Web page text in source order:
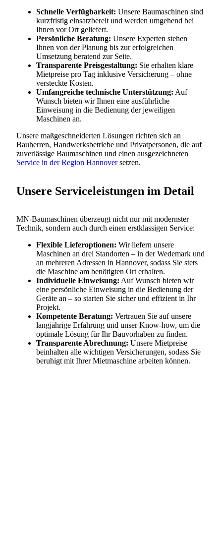
Schnelle Verfügbarkeit: Unsere Baumaschinen sind
kurzfristig einsatzbereit und werden umgehend bei
Ihnen vor Ort geliefert.
Persönliche Beratung: Unsere Experten stehen
Ihnen von der Planung bis zur erfolgreichen
Umsetzung beratend zur Seite.
Transparente Preisgestaltung: Sie erhalten klare
Mietpreise pro Tag inklusive Versicherung – ohne
versteckte Kosten.
Umfangreiche technische Unterstützung: Auf
Wunsch bieten wir Ihnen eine ausführliche
Einweisung in die Bedienung der jeweiligen
Maschinen an.
Unsere maßgeschneiderten Lösungen richten sich an
Bauherren, Handwerksbetriebe und Privatpersonen, die auf
zuverlässige Baumaschinen und einen ausgezeichneten
Service in der Region Hannoversetzen.
Unsere Serviceleistungen im Detail
MN-Baumaschinen überzeugt nicht nur mit modernster
Technik, sondern auch durch einen erstklassigen Service:
Flexible Lieferoptionen: Wir liefern unsere
Maschinen an drei Standorten – in der Wedemark und
an mehreren Adressen in Hannover, sodass Sie stets
die Maschine am benötigten Ort erhalten.
Individuelle Einweisung: Auf Wunsch bieten wir
eine persönliche Einweisung in die Bedienung der
Geräte an – so starten Sie sicher und effizient in Ihr
Projekt.
Kompetente Beratung: Vertrauen Sie auf unsere
langjährige Erfahrung und unser Know-how, um die
optimale Lösung für Ihr Bauvorhaben zu finden.
Transparente Abrechnung: Unsere Mietpreise
beinhalten alle wichtigen Versicherungen, sodass Sie
beruhigt mit Ihrer Mietmaschine arbeiten können.